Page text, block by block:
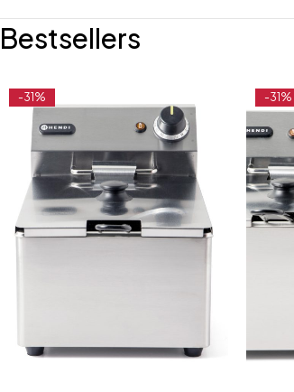
Bestsellers
-31% -31%